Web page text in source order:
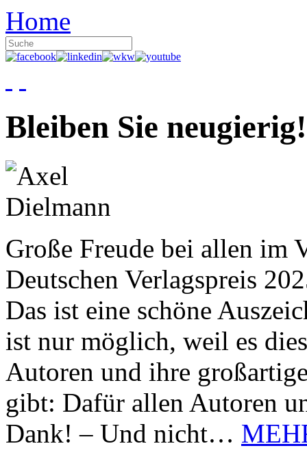
Home
Bleiben Sie neugierig!
Große Freude bei allen im
Deutschen Verlagspreis
Das ist eine schöne
ist nur möglich, weil es
Autoren und ihre
gibt: Dafür allen Autoren
Dank! – Und nicht…